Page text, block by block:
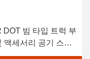
DOT 빔 타입 트럭 부
액세서리 공기 스프
펜션